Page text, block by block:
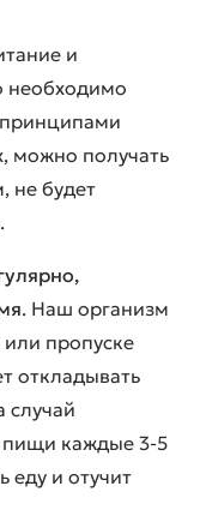
и
необходимо
можно получать
не будет
. Наш организм
или пропуске
откладывать
случай
каждые 3-5
еду и отучит